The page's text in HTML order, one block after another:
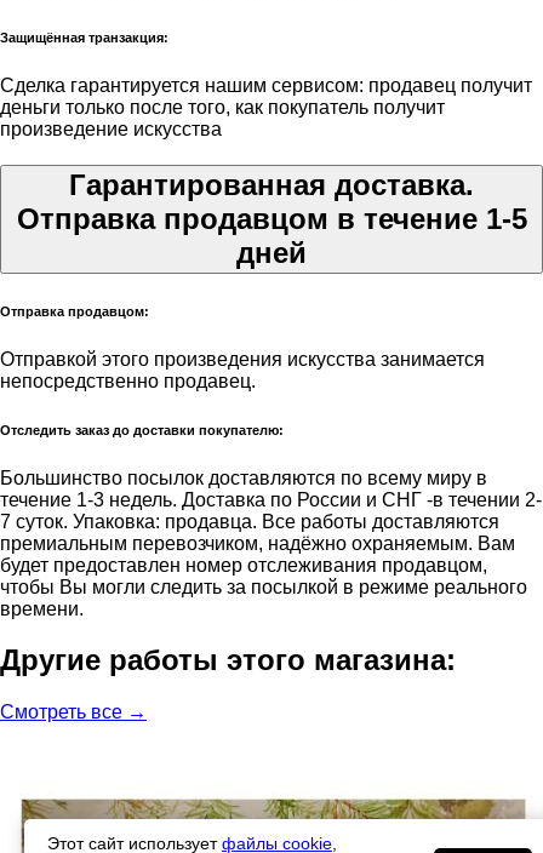
Защищённая транзакция:
Сделка гарантируется нашим сервисом: продавец получит
деньги только после того, как покупатель получит
произведение искусства
Гарантированная доставка.
Отправка продавцом в течение 1-5
дней
Отправка продавцом:
Отправкой этого произведения искусства занимается
непосредственно продавец.
Отследить заказ до доставки покупателю:
Большинство посылок доставляются по всему миру в
течение 1-3 недель. Доставка по России и СНГ -в течении 2-
7 суток. Упаковка: продавца. Все работы доставляются
премиальным перевозчиком, надёжно охраняемым. Вам
будет предоставлен номер отслеживания продавцом,
чтобы Вы могли следить за посылкой в режиме реального
времени.
Другие работы этого магазина:
Смотреть все →
Этот сайт используетфайлы cookie